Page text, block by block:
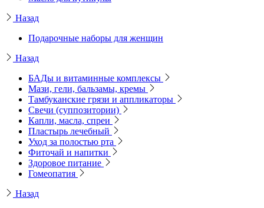
Назад
Подарочные наборы для женщин
Назад
БАДы и витаминные комплексы
Мази, гели, бальзамы, кремы
Тамбуканские грязи и аппликаторы
Свечи (суппозитории)
Капли, масла, спреи
Пластырь лечебный
Уход за полостью рта
Фиточай и напитки
Здоровое питание
Гомеопатия
Назад